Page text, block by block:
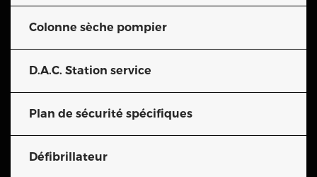
Colonne sèche pompier
D.A.C. Station service
Plan de sécurité spécifiques
Défibrillateur